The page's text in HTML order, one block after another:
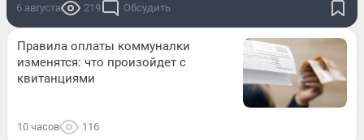
6 августа 219 Обсудить
Правила оплаты коммуналки
изменятся: что произойдет с
квитанциями
10 часов 116